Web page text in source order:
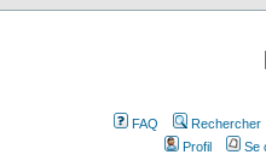
FAQ Rechercher
Profil
Se